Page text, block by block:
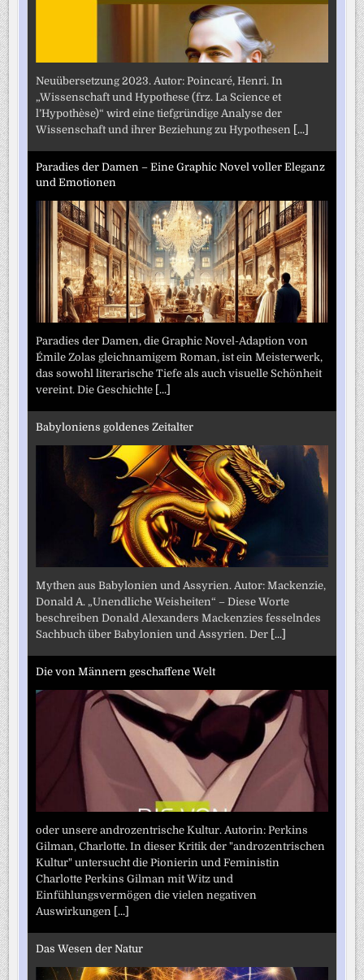
Neuübersetzung 2023. Autor: Poincaré, Henri. In
„Wissenschaft und Hypothese (frz. La Science et
l’Hypothèse)“ wird eine tiefgründige Analyse der
Wissenschaft und ihrer Beziehung zu Hypothesen [...]
Paradies der Damen – Eine Graphic Novel voller Eleganz
und Emotionen
Paradies der Damen, die Graphic Novel-Adaption von
Émile Zolas gleichnamigem Roman, ist ein Meisterwerk,
das sowohl literarische Tiefe als auch visuelle Schönheit
vereint. Die Geschichte [...]
Babyloniens goldenes Zeitalter
Mythen aus Babylonien und Assyrien. Autor: Mackenzie,
Donald A. „Unendliche Weisheiten“ – Diese Worte
beschreiben Donald Alexanders Mackenzies fesselndes
Sachbuch über Babylonien und Assyrien. Der [...]
Die von Männern geschaffene Welt
oder unsere androzentrische Kultur. Autorin: Perkins
Gilman, Charlotte. In dieser Kritik der "androzentrischen
Kultur" untersucht die Pionierin und Feministin
Charlotte Perkins Gilman mit Witz und
Einfühlungsvermögen die vielen negativen
Auswirkungen [...]
Das Wesen der Natur